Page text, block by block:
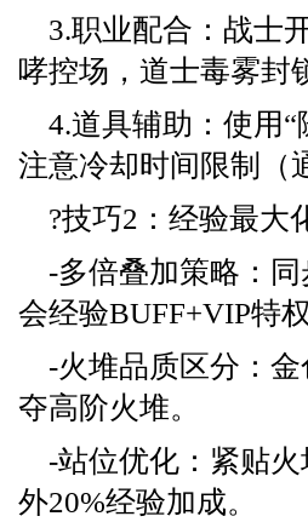
3.职业配合：战士
哮控场，道士毒雾封
4.道具辅助：使用
注意冷却时间限制（
?技巧2：经验最大
-多倍叠加策略：
会经验BUFF+VIP特
-火堆品质区分：
夺高阶火堆。
-站位优化：紧贴
外20%经验加成。